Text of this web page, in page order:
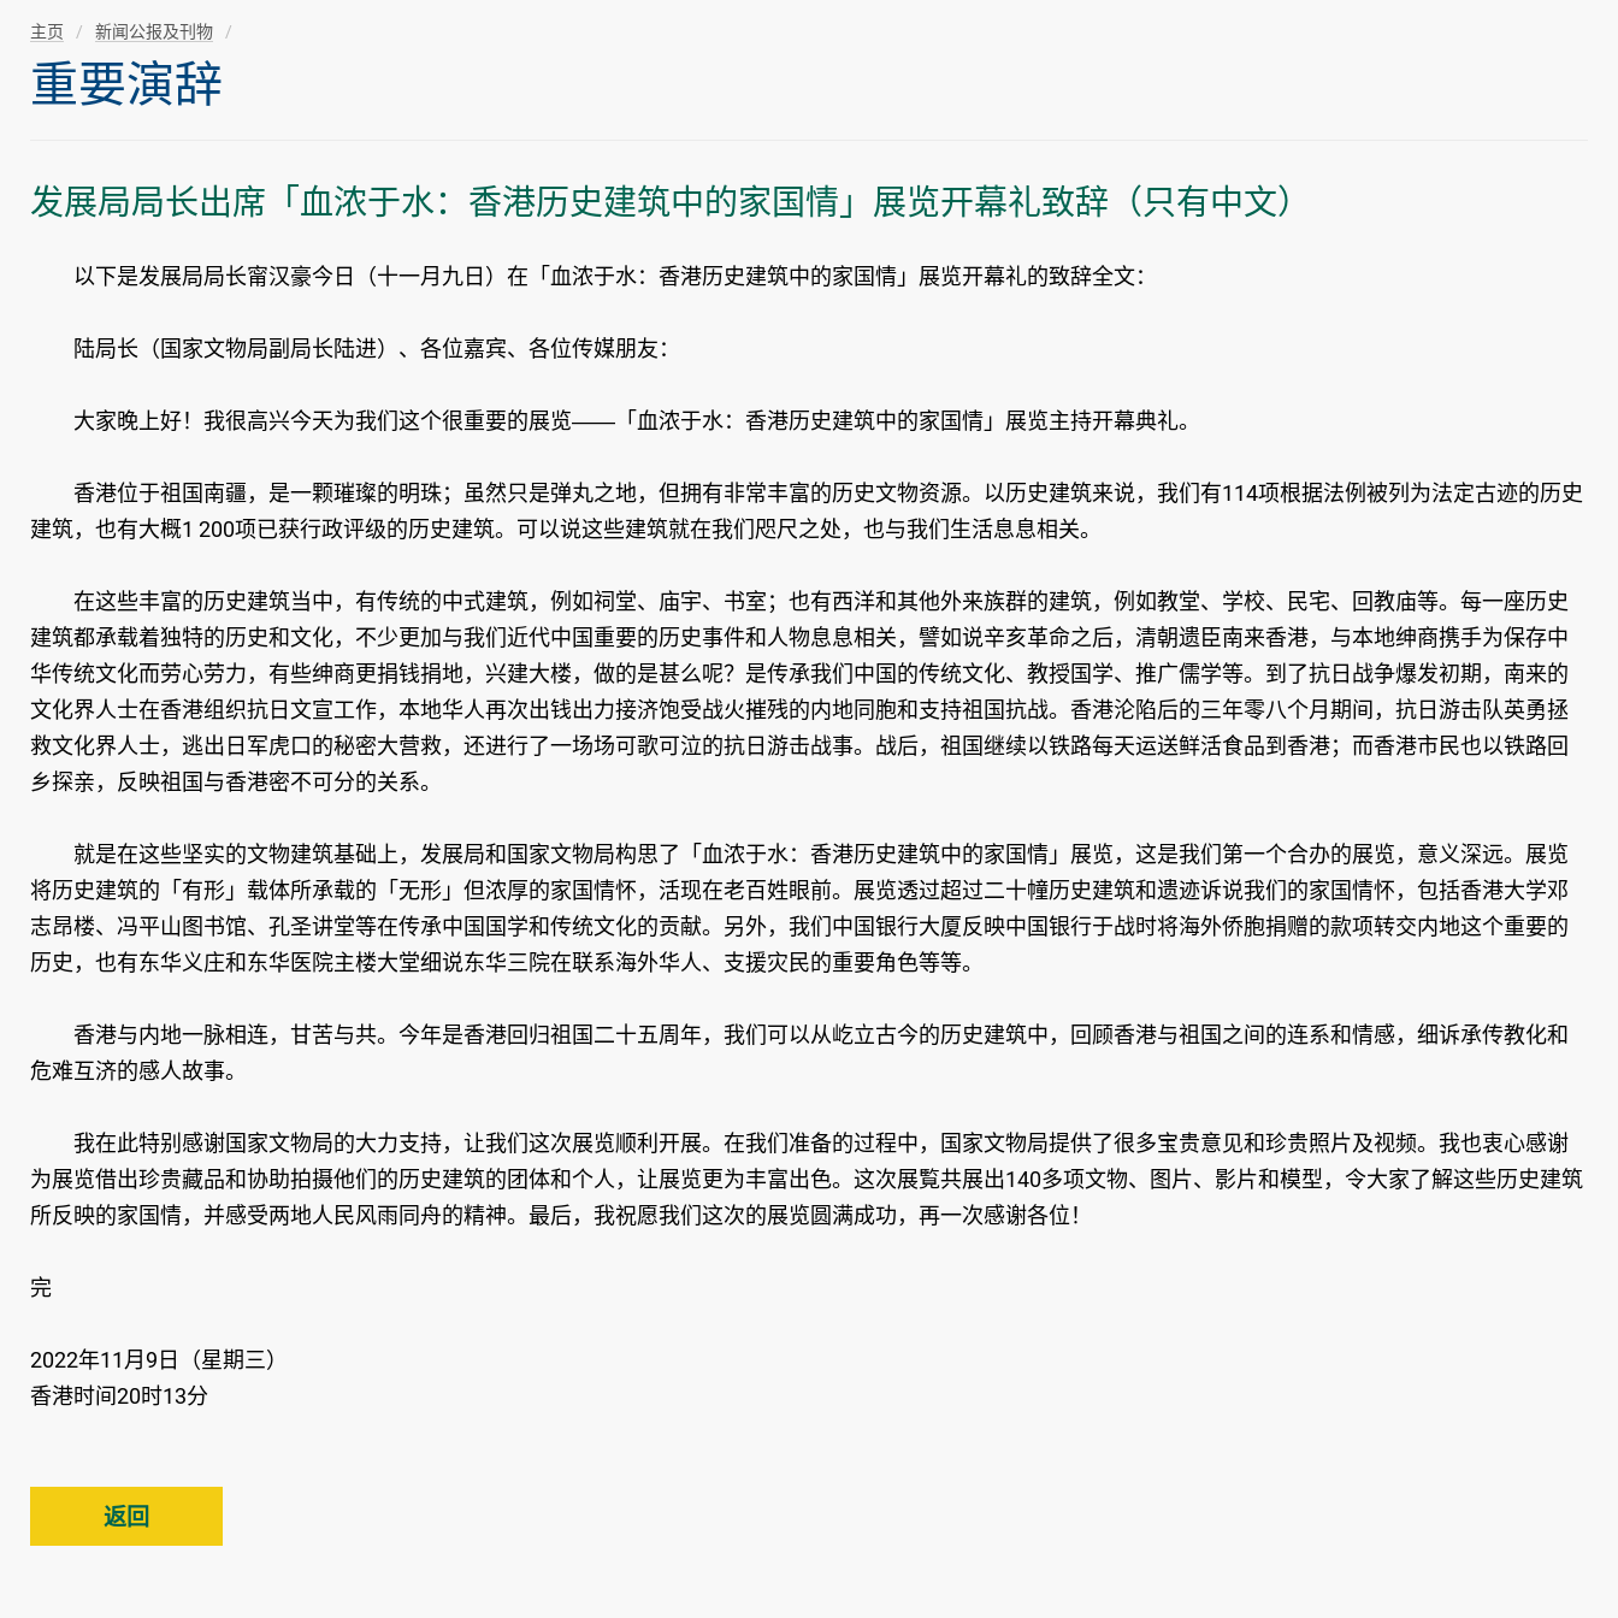
主页 新闻公报及刊物
重要演辞
发展局局长出席「血浓于水：香港历史建筑中的家国情」展览开幕礼致辞（只有中文）
以下是发展局局长甯汉豪今日（十一月九日）在「血浓于水：香港历史建筑中的家国情」展览开幕礼的致辞全文：
陆局长（国家文物局副局长陆进）、各位嘉宾、各位传媒朋友：
大家晚上好！我很高兴今天为我们这个很重要的展览――「血浓于水：香港历史建筑中的家国情」展览主持开幕典礼。
香港位于祖国南疆，是一颗璀璨的明珠；虽然只是弹丸之地，但拥有非常丰富的历史文物资源。以历史建筑来说，我们有114项根据法例被列为法定古迹的历史
建筑，也有大概1 200项已获行政评级的历史建筑。可以说这些建筑就在我们咫尺之处，也与我们生活息息相关。
在这些丰富的历史建筑当中，有传统的中式建筑，例如祠堂、庙宇、书室；也有西洋和其他外来族群的建筑，例如教堂、学校、民宅、回教庙等。每一座历史
建筑都承载着独特的历史和文化，不少更加与我们近代中国重要的历史事件和人物息息相关，譬如说辛亥革命之后，清朝遗臣南来香港，与本地绅商携手为保存中
华传统文化而劳心劳力，有些绅商更捐钱捐地，兴建大楼，做的是甚么呢？是传承我们中国的传统文化、教授国学、推广儒学等。到了抗日战争爆发初期，南来的
文化界人士在香港组织抗日文宣工作，本地华人再次出钱出力接济饱受战火摧残的内地同胞和支持祖国抗战。香港沦陷后的三年零八个月期间，抗日游击队英勇拯
救文化界人士，逃出日军虎口的秘密大营救，还进行了一场场可歌可泣的抗日游击战事。战后，祖国继续以铁路每天运送鲜活食品到香港；而香港市民也以铁路回
乡探亲，反映祖国与香港密不可分的关系。
就是在这些坚实的文物建筑基础上，发展局和国家文物局构思了「血浓于水：香港历史建筑中的家国情」展览，这是我们第一个合办的展览，意义深远。展览
将历史建筑的「有形」载体所承载的「无形」但浓厚的家国情怀，活现在老百姓眼前。展览透过超过二十幢历史建筑和遗迹诉说我们的家国情怀，包括香港大学邓
志昂楼、冯平山图书馆、孔圣讲堂等在传承中国国学和传统文化的贡献。另外，我们中国银行大厦反映中国银行于战时将海外侨胞捐赠的款项转交内地这个重要的
历史，也有东华义庄和东华医院主楼大堂细说东华三院在联系海外华人、支援灾民的重要角色等等。
香港与内地一脉相连，甘苦与共。今年是香港回归祖国二十五周年，我们可以从屹立古今的历史建筑中，回顾香港与祖国之间的连系和情感，细诉承传教化和
危难互济的感人故事。
我在此特别感谢国家文物局的大力支持，让我们这次展览顺利开展。在我们准备的过程中，国家文物局提供了很多宝贵意见和珍贵照片及视频。我也衷心感谢
为展览借出珍贵藏品和协助拍摄他们的历史建筑的团体和个人，让展览更为丰富出色。这次展覧共展出140多项文物、图片、影片和模型，令大家了解这些历史建筑
所反映的家国情，并感受两地人民风雨同舟的精神。最后，我祝愿我们这次的展览圆满成功，再一次感谢各位！
完
2022年11月9日（星期三）
香港时间20时13分
返回